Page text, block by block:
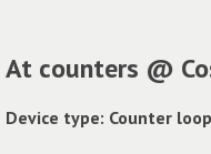
At counters @
Device type: Counter